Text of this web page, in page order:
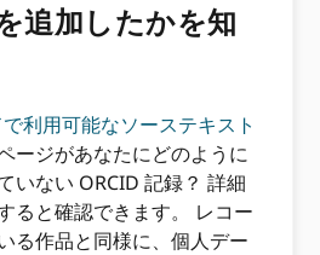
追加したかを知
ージがあなたにどのように
いない ORCID 記録？ 詳細
ると確認できます。 レコー
る作品と同様に、個人デー